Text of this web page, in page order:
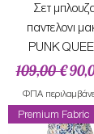
Σετ
παντελονι
PUNK
Κανονική
109,00 €
ΦΠΑ
Premium Fabric